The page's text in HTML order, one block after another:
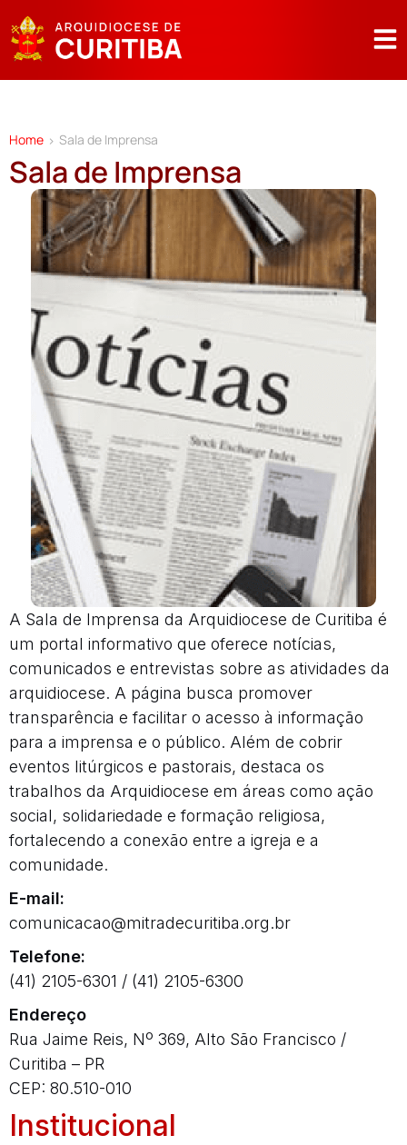
Home > Sala de Imprensa
Sala de Imprensa
A Sala de Imprensa da Arquidiocese de Curitiba é
um portal informativo que oferece notícias,
comunicados e entrevistas sobre as atividades da
arquidiocese. A página busca promover
transparência e facilitar o acesso à informação
para a imprensa e o público. Além de cobrir
eventos litúrgicos e pastorais, destaca os
trabalhos da Arquidiocese em áreas como ação
social, solidariedade e formação religiosa,
fortalecendo a conexão entre a igreja e a
comunidade.
E-mail:
comunicacao@mitradecuritiba.org.br
Telefone:​
(41) 2105-6301 / (41) 2105-6300
Endereço
Rua Jaime Reis, Nº 369, Alto São Francisco /
Curitiba – PR
CEP: 80.510-010
Institucional